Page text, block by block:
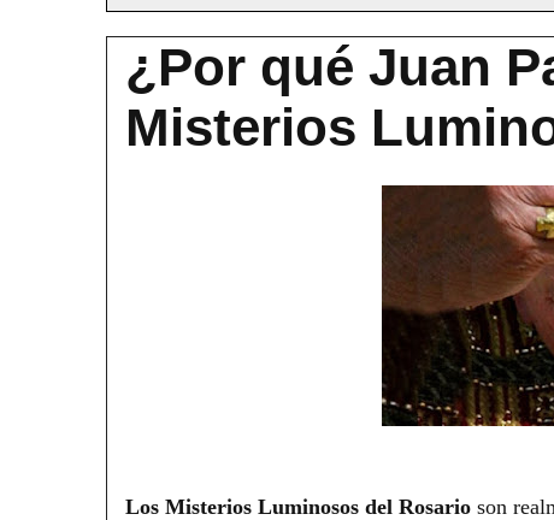
¿Por qué Juan
Misterios
Los Misterios Luminosos del Rosario son